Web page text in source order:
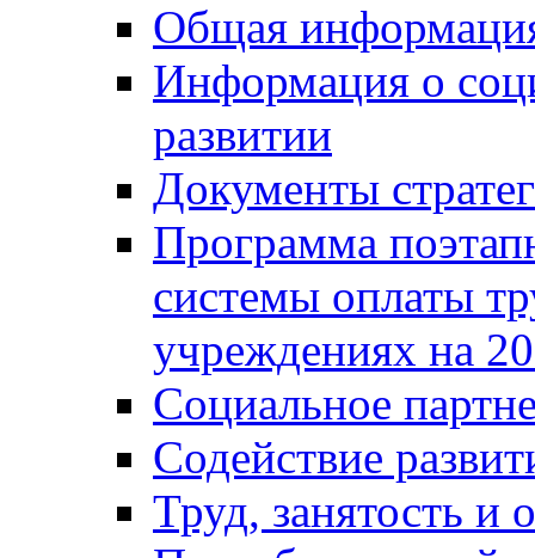
Общая
Информация о
развитии
Документы
Программа
системы оплаты
учреждениях на
Социальное
Содействие
Труд, занятость и